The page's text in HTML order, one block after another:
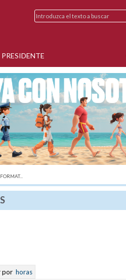
PRESIDENTE
por horas